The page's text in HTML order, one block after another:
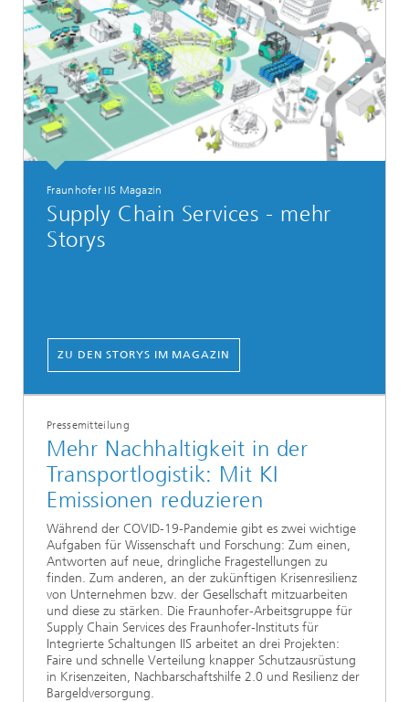
Fraunhofer IIS Magazin
Supply Chain Services - mehr
Storys
ZU DEN STORYS IM MAGAZIN
Pressemitteilung
Mehr Nachhaltigkeit in der
Transportlogistik: Mit KI
Emissionen reduzieren
Während der COVID-19-Pandemie gibt es zwei wichtige
Aufgaben für Wissenschaft und Forschung: Zum einen,
Antworten auf neue, dringliche Fragestellungen zu
finden. Zum anderen, an der zukünftigen Krisenresilienz
von Unternehmen bzw. der Gesellschaft mitzuarbeiten
und diese zu stärken. Die Fraunhofer-Arbeitsgruppe für
Supply Chain Services des Fraunhofer-Instituts für
Integrierte Schaltungen IIS arbeitet an drei Projekten:
Faire und schnelle Verteilung knapper Schutzausrüstung
in Krisenzeiten, Nachbarschaftshilfe 2.0 und Resilienz der
Bargeldversorgung.